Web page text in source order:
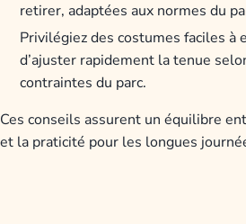
retirer, adaptées aux normes du
Privilégiez des costumes faciles à
d’ajuster rapidement la tenue
contraintes du parc.
Ces conseils assurent un équilibre
et la praticité pour les longues